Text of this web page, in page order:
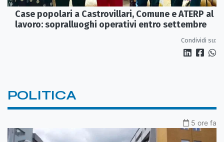
Case popolari a Castrovillari, Comune e ATERP al
lavoro: sopralluoghi operativi entro settembre
Condividi su:
POLITICA
5 ore fa